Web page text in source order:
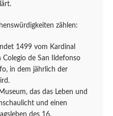
zählen:
1499 vom Kardinal
de San Ildefonso
in dem jährlich der
das das Leben und
und einen
des 16.